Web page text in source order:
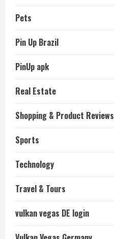
Pets
Pin Up Brazil
PinUp apk
Real Estate
Shopping & Product Reviews
Sports
Technology
Travel & Tours
vulkan vegas DE login